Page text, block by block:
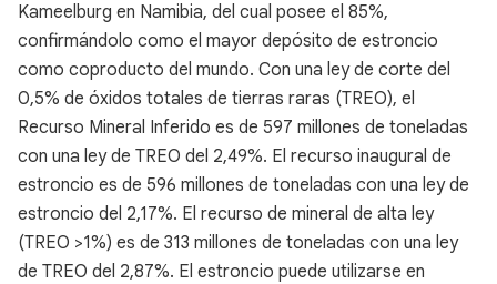
Kameelburg en Namibia, del cual posee el 85%,
confirmándolo como el mayor depósito de estroncio
como coproducto del mundo. Con una ley de corte del
0,5% de óxidos totales de tierras raras (TREO), el
Recurso Mineral Inferido es de 597 millones de toneladas
con una ley de TREO del 2,49%. El recurso inaugural de
estroncio es de 596 millones de toneladas con una ley de
estroncio del 2,17%. El recurso de mineral de alta ley
(TREO >1%) es de 313 millones de toneladas con una ley
de TREO del 2,87%. El estroncio puede utilizarse en